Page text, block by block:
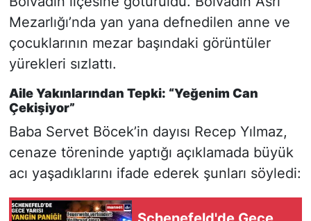
Mezarlığı’nda yan yana defnedilen anne ve
çocuklarının mezar başındaki görüntüler
yürekleri sızlattı.
Aile Yakınlarından Tepki: “Yeğenim Can
Çekişiyor”
Baba Servet Böcek’in dayısı Recep Yılmaz,
cenaze töreninde yaptığı açıklamada büyük
acı yaşadıklarını ifade ederek şunları söyledi: